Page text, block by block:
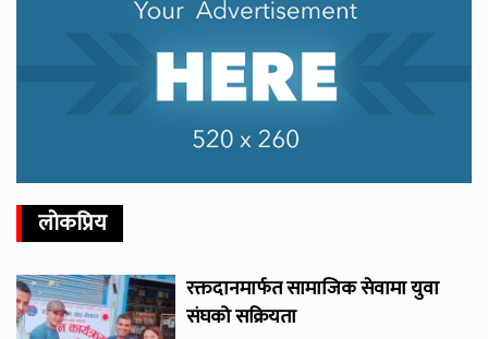
लोकप्रिय
रक्तदानमार्फत सामाजिक सेवामा युवा
संघको सक्रियता